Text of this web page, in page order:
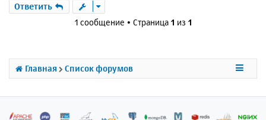
с
н
ч
Ответить
1 сообщение • Страница 1 из 1
Главная Список форумов